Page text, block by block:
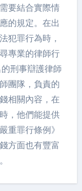
要結合實際情
的規定。在出
犯罪行為時，
專業的律師行
刑事辯護律師
團隊，負責的
相關內容，在
，他們能提供
重罪行條例》
方面也有豐富